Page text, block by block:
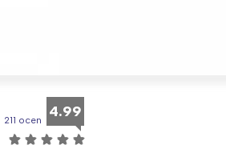
211 ocen 4.99
☆ ☆ ☆ ☆ ☆
Śląsk
Kraków